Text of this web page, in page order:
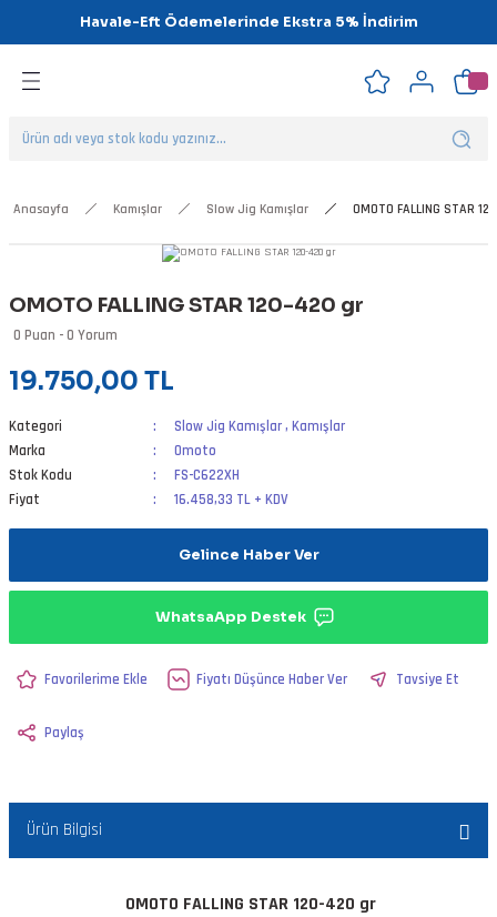
Havale-Eft Ödemelerinde Ekstra 5% İndirim
Geri Dön
Geri Dön
Geri Dön
Geri Dön
Geri Dön
Geri Dön
Anasayfa Kamışlar Slow Jig Kamışlar OMOTO FALLING STAR
OMOTO FALLING STAR 120-420 gr
0 Puan - 0 Yorum
19.750,00 TL
Kategori Slow Jig Kamışlar , Kamışlar
Marka
Omoto
Stok Kodu
FS-C622XH
Fiyat
16.458,33 TL + KDV
Gelince Haber Ver
WhatsaApp Destek
Fiyatı Düşünce Haber Ver Tavsiye Et
Paylaş
Ürün Bilgisi
OMOTO FALLING STAR 120-420 gr